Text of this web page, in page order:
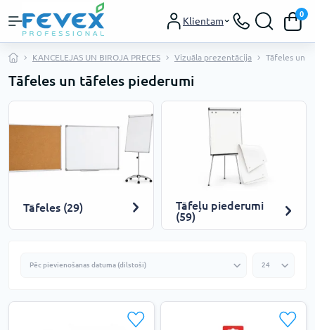
Klientam
0
KANCELEJAS UN BIROJA PRECES Vizuāla prezentācija Tāfeles un
Tāfeles un tāfeles piederumi
Tāfeles (29)
Tāfeļu piederumi
(59)